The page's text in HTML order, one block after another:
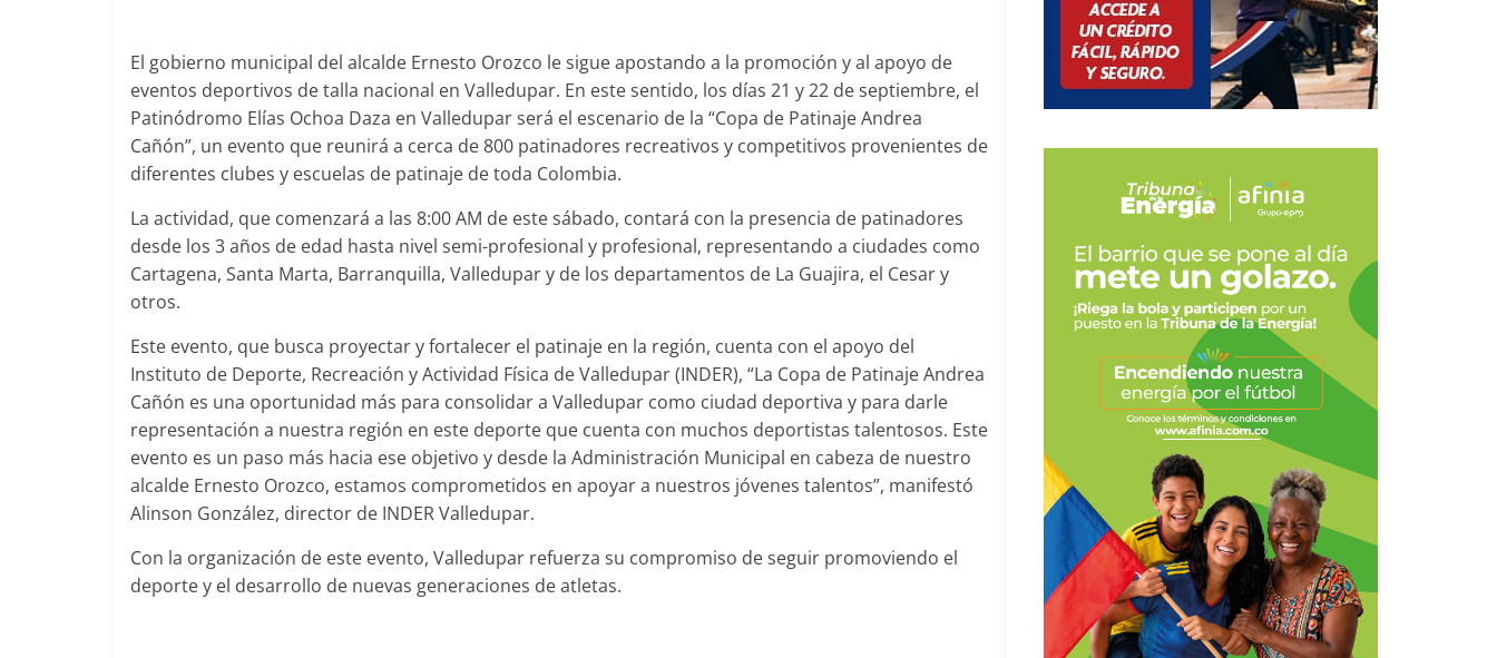
El gobierno municipal del alcalde Ernesto Orozco le sigue apostando a la promoción y al apoyo de
eventos deportivos de talla nacional en Valledupar. En este sentido, los días 21 y 22 de septiembre, el
Patinódromo Elías Ochoa Daza en Valledupar será el escenario de la “Copa de Patinaje Andrea
Cañón”, un evento que reunirá a cerca de 800 patinadores recreativos y competitivos provenientes de
diferentes clubes y escuelas de patinaje de toda Colombia.
La actividad, que comenzará a las 8:00 AM de este sábado, contará con la presencia de patinadores
desde los 3 años de edad hasta nivel semi-profesional y profesional, representando a ciudades como
Cartagena, Santa Marta, Barranquilla, Valledupar y de los departamentos de La Guajira, el Cesar y
otros.
Este evento, que busca proyectar y fortalecer el patinaje en la región, cuenta con el apoyo del
Instituto de Deporte, Recreación y Actividad Física de Valledupar (INDER), “La Copa de Patinaje Andrea
Cañón es una oportunidad más para consolidar a Valledupar como ciudad deportiva y para darle
representación a nuestra región en este deporte que cuenta con muchos deportistas talentosos. Este
evento es un paso más hacia ese objetivo y desde la Administración Municipal en cabeza de nuestro
alcalde Ernesto Orozco, estamos comprometidos en apoyar a nuestros jóvenes talentos”, manifestó
Alinson González, director de INDER Valledupar.
Con la organización de este evento, Valledupar refuerza su compromiso de seguir promoviendo el
deporte y el desarrollo de nuevas generaciones de atletas.